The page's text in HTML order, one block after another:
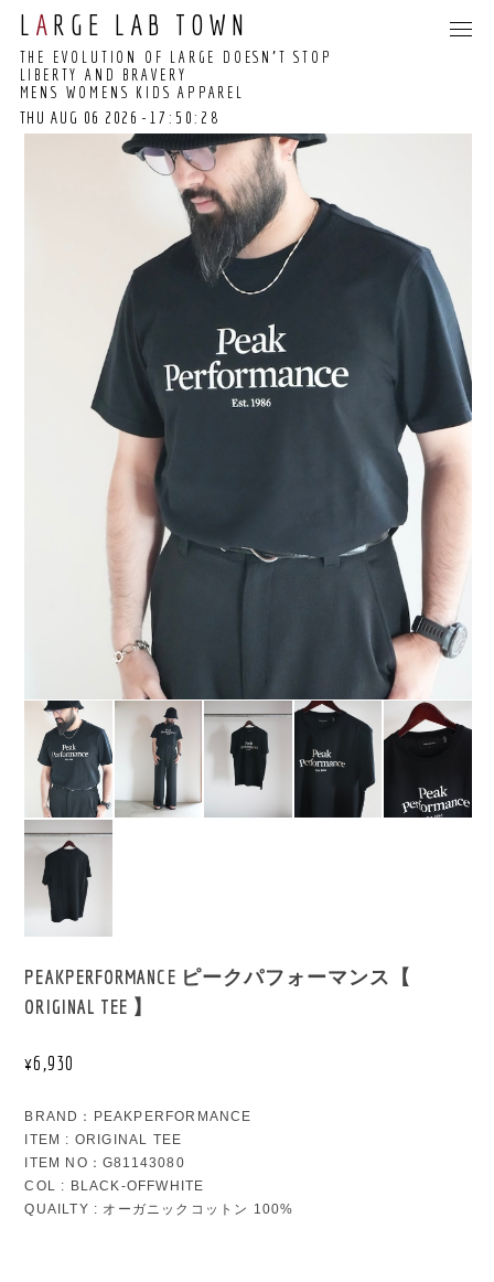
L A RGE LAB TOWN
THE EVOLUTION OF LARGE DOESN’T STOP
LIBERTY AND BRAVERY
MENS WOMENS KIDS APPAREL
THU AUG 06 2026
17:50:22 GMT+0000
-17:50:28
PEAKPERFORMANCE ピークパフォーマンス【
ORIGINAL TEE 】
¥6,930
BRAND：PEAKPERFORMANCE
ITEM : ORIGINAL TEE
ITEM NO：G81143080
COL : BLACK-OFFWHITE
QUAILTY : オーガニックコットン 100%